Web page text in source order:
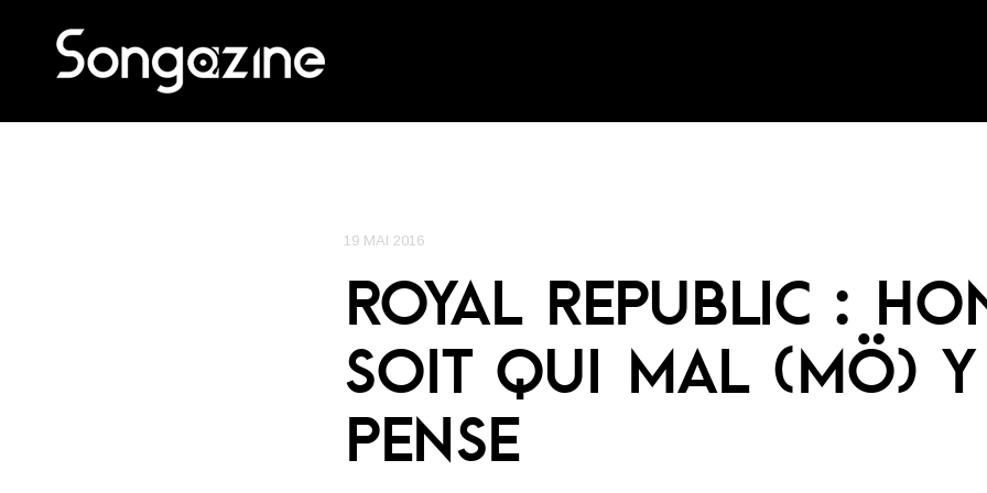
19 MAI 2016
ROYAL REPUBLIC :
SOIT QUI MAL (MÖ) Y
PENSE